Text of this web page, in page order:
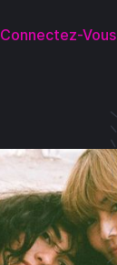
Connectez-Vous